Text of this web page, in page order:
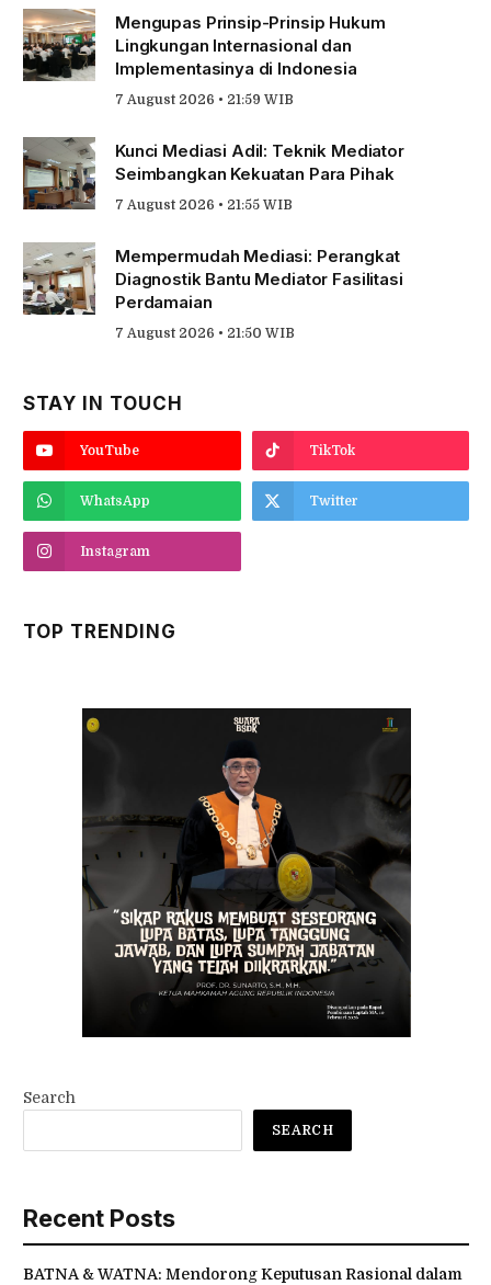
Mengupas Prinsip-Prinsip Hukum
Lingkungan Internasional dan
Implementasinya di Indonesia
7 August 2026 • 21:59 WIB
Kunci Mediasi Adil: Teknik Mediator
Seimbangkan Kekuatan Para Pihak
7 August 2026 • 21:55 WIB
Mempermudah Mediasi: Perangkat
Diagnostik Bantu Mediator Fasilitasi
Perdamaian
7 August 2026 • 21:50 WIB
STAY IN TOUCH
YouTube TikTok
WhatsApp Twitter
Instagram
TOP TRENDING
Search
SEARCH
Recent Posts
BATNA & WATNA: Mendorong Keputusan Rasional dalam